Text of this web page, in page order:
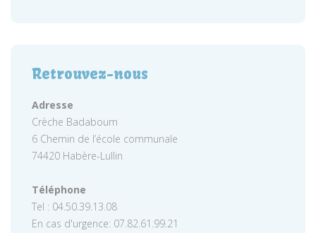
Retrouvez-nous
Adresse
Crèche Badaboum
6 Chemin de l’école communale
74420 Habère-Lullin
Téléphone
Tel : 04.50.39.13.08
En cas d'urgence: 07.82.61.99.21